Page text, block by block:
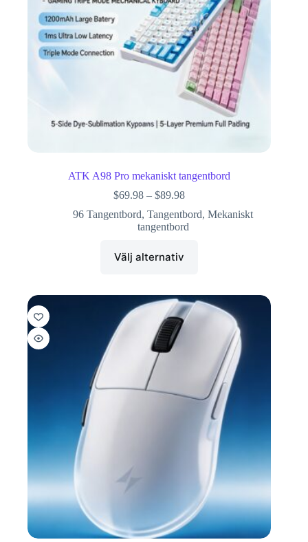
ATK A98 Pro mekaniskt tangentbord
$69.98 – $89.98
96 Tangentbord,Tangentbord,Mekaniskt
tangentbord
Välj alternativ